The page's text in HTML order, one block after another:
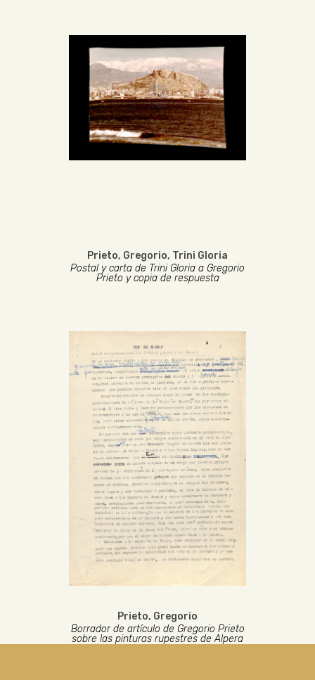
Prieto, Gregorio, Trini Gloria
Postal y carta de Trini Gloria a Gregorio
Prieto y copia de respuesta
Prieto, Gregorio
Borrador de artículo de Gregorio Prieto
sobre las pinturas rupestres de Alpera